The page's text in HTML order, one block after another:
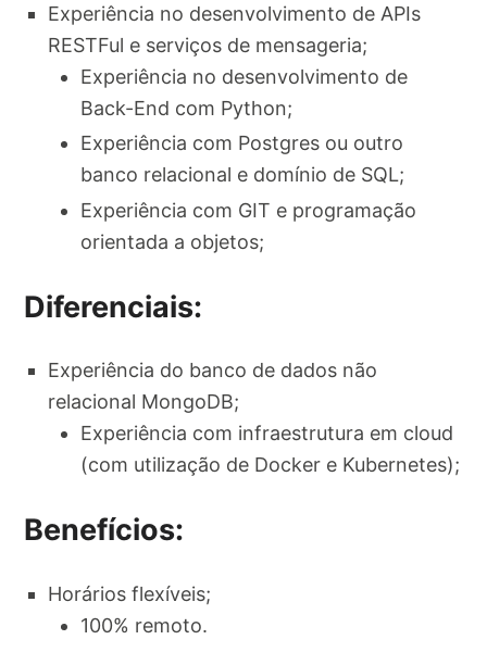
Experiência no desenvolvimento de APIs
RESTFul e serviços de mensageria;
Experiência no desenvolvimento de
Back-End com Python;
Experiência com Postgres ou outro
banco relacional e domínio de SQL;
Experiência com GIT e programação
orientada a objetos;
Diferenciais:
Experiência do banco de dados não
relacional MongoDB;
Experiência com infraestrutura em cloud
(com utilização de Docker e Kubernetes);
Benefícios:
Horários flexíveis;
100% remoto.